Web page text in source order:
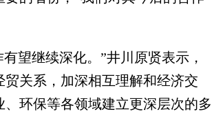
望继续深化。”井川原贤表示，
关系，加深相互理解和经济交
环保等各领域建立更深层次的多